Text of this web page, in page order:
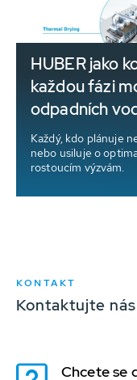
HUBER jako
každou fázi
odpadních
Každý, kdo plánuje
nebo usiluje o
rostoucím výzvám.
KONTAKT
Kontaktujte nás
Chcete se